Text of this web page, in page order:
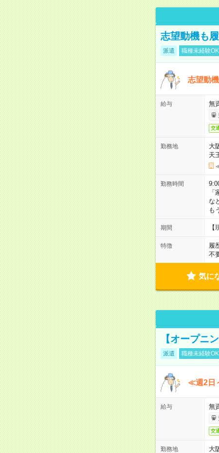
志望動機も
派遣 職種未経験OK
志望動
給与 無
交
勤務地
大
天
勤務時間
な
も
期間
特徴 履
不
気に
【オープニ
派遣 職種未経験OK
≪週2日
給与 無
交
勤務地
大